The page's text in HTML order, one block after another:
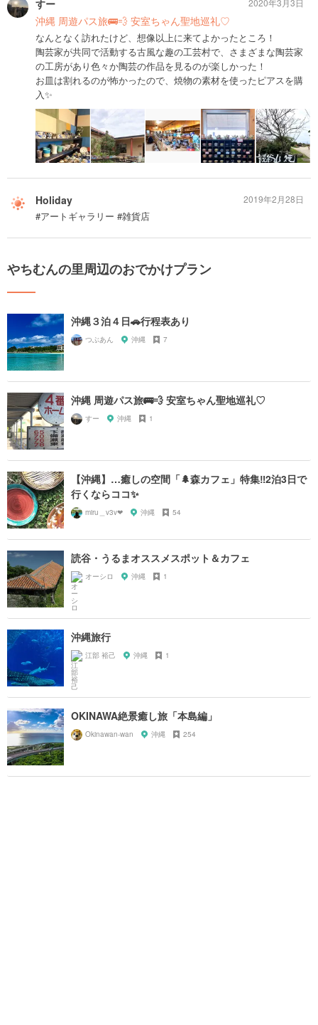
すー
沖縄 周遊パス旅🚌💨 安室ちゃん聖地巡礼♡
なんとなく訪れたけど、想像以上に来てよかったところ！
陶芸家が共同で活動する古風な趣の工芸村で、さまざまな陶芸家
の工房があり色々か陶芸の作品を見るのが楽しかった！
お皿は割れるのが怖かったので、焼物の素材を使ったピアスを購
入✨
Holiday
#アートギャラリー #雑貨店
2019年2月28日
やちむんの里周辺のおでかけプラン
沖縄３泊４日🚗行程表あり
つぶあん 沖縄 7
沖縄 周遊パス旅🚌💨 安室ちゃん聖地巡礼♡
すー 沖縄 1
【沖縄】…癒しの空間「🌲森カフェ」特集‼️2泊3日で
行くならココ✨
miru＿v3v❤︎ 沖縄 54
読谷・うるまオススメスポット＆カフェ
オーシロ 沖縄 1
沖縄旅行
江部 裕己 沖縄 1
OKINAWA絶景癒し旅「本島編」
Okinawan-wan 沖縄 254